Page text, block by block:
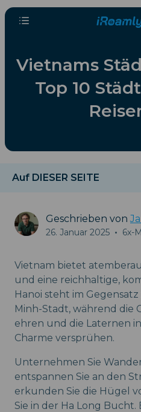
Vietnams
Top 10
Auf DIESER SEITE
Geschrieben von
26. Januar 2025 • 6x-
Vietnam bietet
und eine reichhaltige,
Hanoi steht im
Minh-Stadt, während die
ehren und die Laternen
Charme versprühen.
Unternehmen Sie
entspannen Sie an den
erkunden Sie die Hügel
Sie in der Ha Long Bucht.